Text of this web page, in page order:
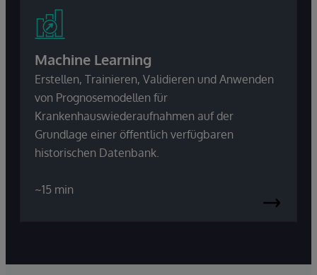
Machine Learning
Erstellen, Trainieren, Validieren und Anwenden
von Prognosemodellen für
Krankenhauswiederaufnahmen auf der
Grundlage einer öffentlich verfügbaren
historischen Datenbank.
~15 min